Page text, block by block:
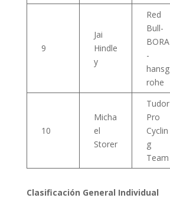
9
Jai
Hindle
y
Red
Bull-
BORA
-
hansg
rohe
10
Micha
el
Storer
Tudor
Pro
Cyclin
g
Team
Clasificación General Individual